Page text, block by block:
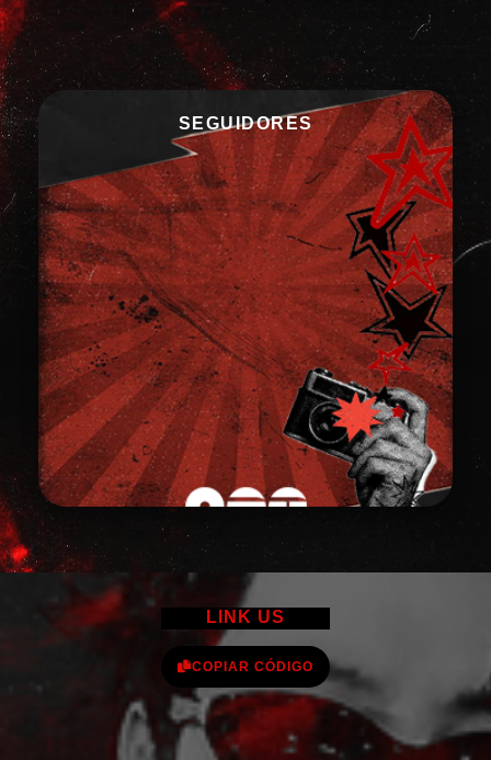
SEGUIDORES
LINK US
COPIAR CÓDIGO